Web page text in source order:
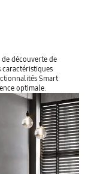
découverte de
Smart
optimale.